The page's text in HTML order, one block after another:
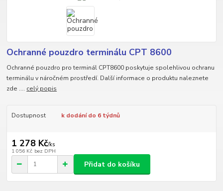
Ochranné pouzdro terminálu CPT 8600
Ochranné pouzdro pro terminál CPT8600 poskytuje spolehlivou ochranu
terminálu v náročném prostředí. Další informace o produktu naleznete
zde .... celý popis
Dostupnost k dodání do 6 týdnů
1 278 Kč/ks
1 056 Kč bez DPH
Přidat do košíku